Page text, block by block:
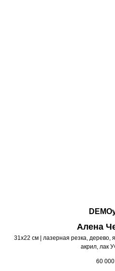
Алена
31х22 см | лазерная резка, дерево,
акрил, лак
60 000